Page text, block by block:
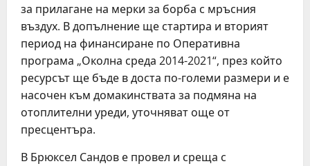
за прилагане на мерки за борба с мръсния
въздух. В допълнение ще стартира и вторият
период на финансиране по Оперативна
програма „Околна среда 2014-2021“, през който
ресурсът ще бъде в доста по-големи размери и е
насочен към домакинствата за подмяна на
отоплителни уреди, уточняват още от
пресцентъра.
В Брюксел Сандов е провел и среща с